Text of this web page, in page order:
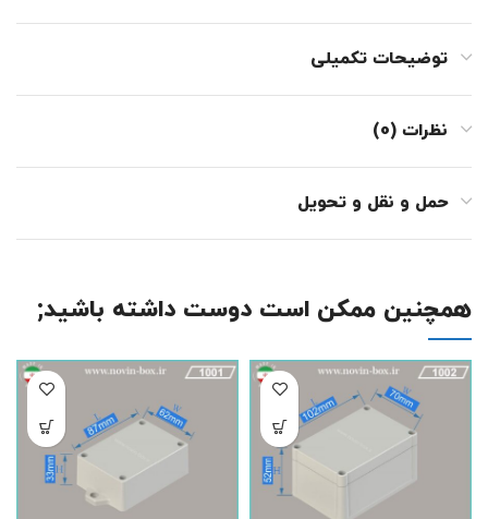
توضیحات تکمیلی
نظرات (0)
حمل و نقل و تحویل
همچنین ممکن است دوست داشته باشید;